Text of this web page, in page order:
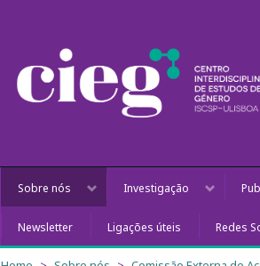
Sobre nós Investigação
Newsletter Ligações úteis Redes